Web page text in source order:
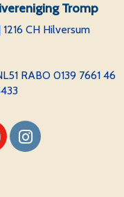
Tromp
CH Hilversum
RABO 0139 7661 46